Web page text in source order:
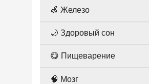
🍏 Железо
🌙 Здоровый сон
😋 Пищеварение
🧠 Мозг